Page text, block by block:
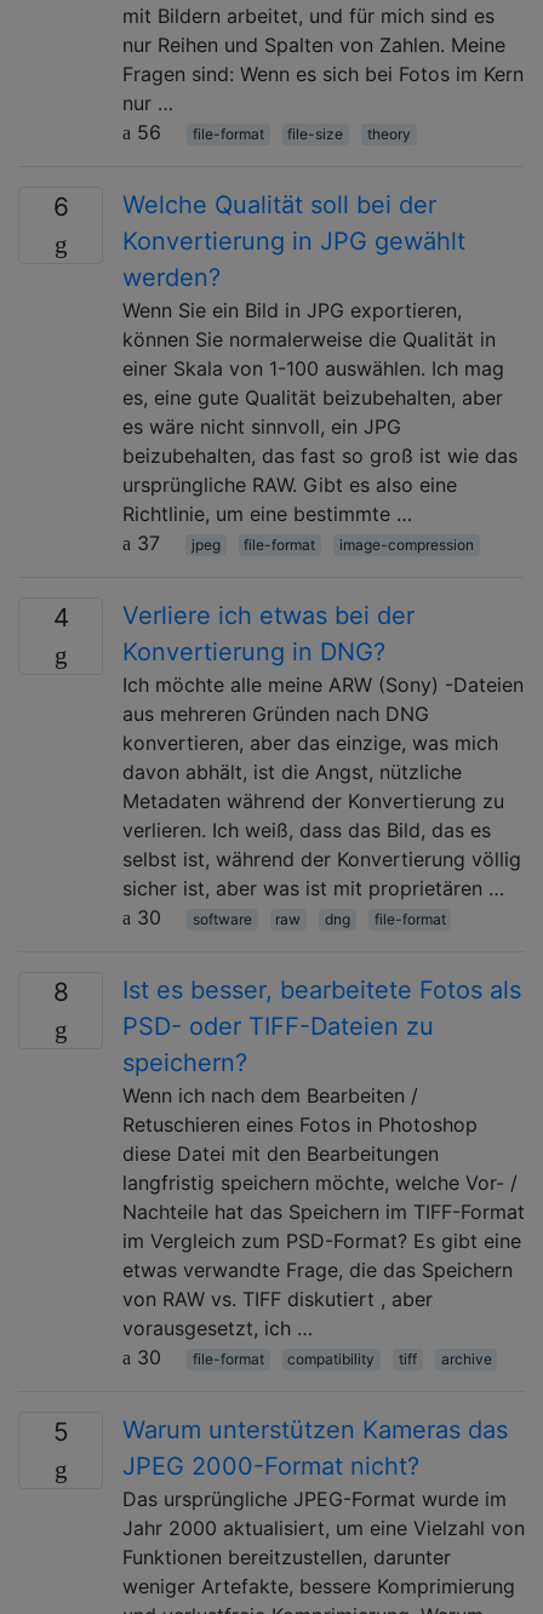
mit Bildern arbeitet, und für mich sind es
nur Reihen und Spalten von Zahlen. Meine
Fragen sind: Wenn es sich bei Fotos im Kern
nur …
56
file-format file-size theory
6
Welche Qualität soll bei der
Konvertierung in JPG gewählt
werden?
Wenn Sie ein Bild in JPG exportieren,
können Sie normalerweise die Qualität in
einer Skala von 1-100 auswählen. Ich mag
es, eine gute Qualität beizubehalten, aber
es wäre nicht sinnvoll, ein JPG
beizubehalten, das fast so groß ist wie das
ursprüngliche RAW. Gibt es also eine
Richtlinie, um eine bestimmte …
37
jpeg file-format image-compression
4
Verliere ich etwas bei der
Konvertierung in DNG?
Ich möchte alle meine ARW (Sony) -Dateien
aus mehreren Gründen nach DNG
konvertieren, aber das einzige, was mich
davon abhält, ist die Angst, nützliche
Metadaten während der Konvertierung zu
verlieren. Ich weiß, dass das Bild, das es
selbst ist, während der Konvertierung völlig
sicher ist, aber was ist mit proprietären …
30
software raw dng file-format
8
Ist es besser, bearbeitete Fotos als
PSD- oder TIFF-Dateien zu
speichern?
Wenn ich nach dem Bearbeiten /
Retuschieren eines Fotos in Photoshop
diese Datei mit den Bearbeitungen
langfristig speichern möchte, welche Vor- /
Nachteile hat das Speichern im TIFF-Format
im Vergleich zum PSD-Format? Es gibt eine
etwas verwandte Frage, die das Speichern
von RAW vs. TIFF diskutiert , aber
vorausgesetzt, ich …
30
file-format compatibility tiff archive
5
Warum unterstützen Kameras das
JPEG 2000-Format nicht?
Das ursprüngliche JPEG-Format wurde im
Jahr 2000 aktualisiert, um eine Vielzahl von
Funktionen bereitzustellen, darunter
weniger Artefakte, bessere Komprimierung